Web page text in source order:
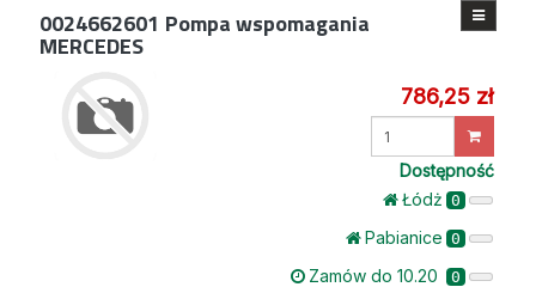
0024662601 Pompa wspomagania
MERCEDES
786,25 zł
Dostępność
Łódż 0
Pabianice 0
Zamów do 10.20 0